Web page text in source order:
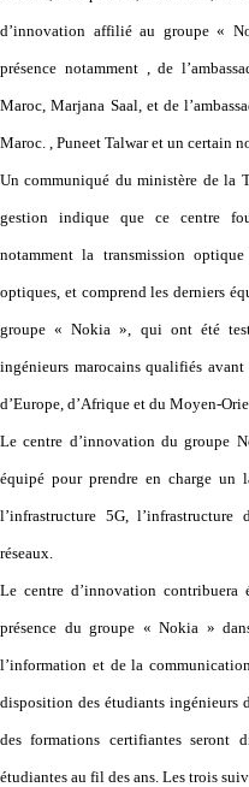
d’innovation affilié au groupe «
présence notamment , de
Maroc, Marjana Saal, et de
Maroc. , Puneet Talwar et un certain
Un communiqué du ministère de la
gestion indique que ce centre
notamment la transmission
optiques, et comprend les derniers
groupe « Nokia », qui ont été
ingénieurs marocains qualifiés avant
d’Europe, d’Afrique et du Moyen-
Le centre d’innovation du groupe
équipé pour prendre en charge un
l’infrastructure 5G,
réseaux.
Le centre d’innovation contribuera
présence du groupe « Nokia »
l’information et de la
disposition des étudiants ingénieurs
des formations certifiantes seront
étudiantes au fil des ans. Les trois